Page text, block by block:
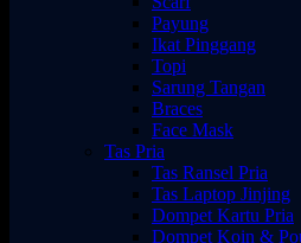
Payung
Ikat Pinggang
Topi
Sarung Tangan
Braces
Face Mask
Tas Pria
Tas Ransel Pria
Tas Laptop Jinjing
Dompet Kartu Pria
Dompet Koin &